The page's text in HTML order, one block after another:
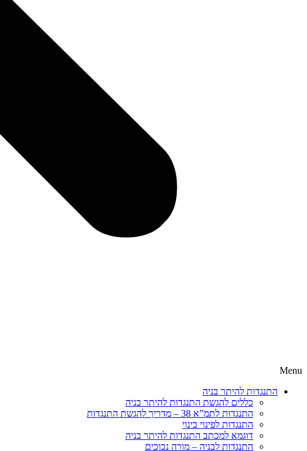
Menu
התנגדות להיתר בניה
כללים להגשת התנגדות להיתר בניה
התנגדות לתמ”א 38 – מדריך להגשת התנגדות
התנגדות לפינוי בינוי
דוגמא למכתב התנגדות להיתר בניה
התנגדות לבניה – מורה נבוכים